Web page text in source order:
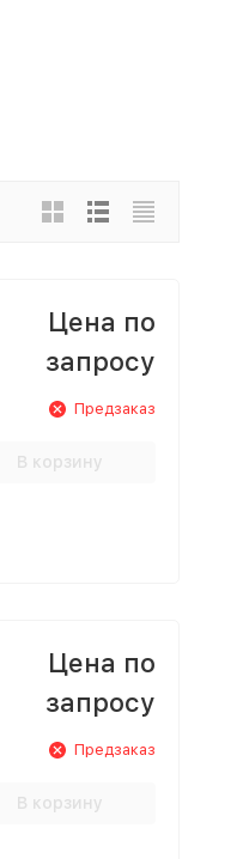
Цена по
запросу
Предзаказ
В корзину
Цена по
запросу
Предзаказ
В корзину